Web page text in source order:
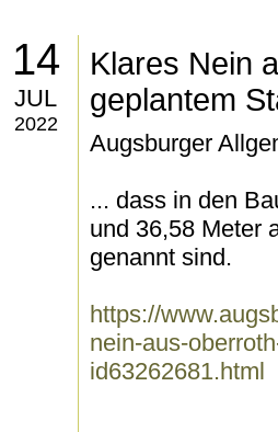
14
JUL
2022
Klares Nein
geplantem
Augsburger
... dass in den
und 36,58 Meter
genannt sind.
https://
nein-aus-
id63262681.html